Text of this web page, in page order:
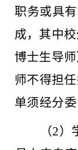
职务或具
成，其中
博士生导
师不得担
单须经分委
（2）